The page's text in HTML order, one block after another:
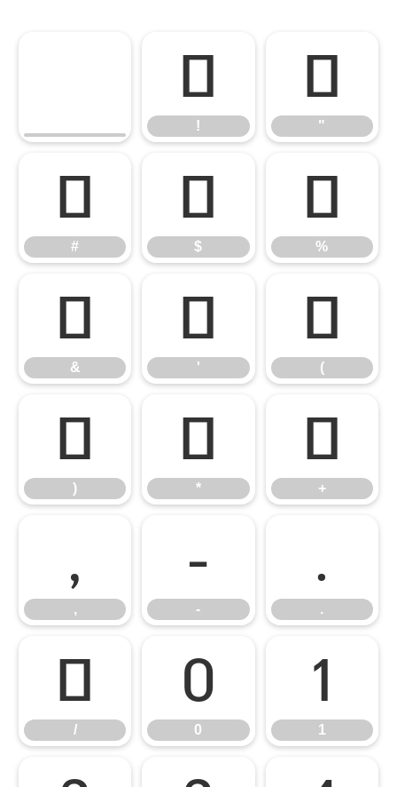
!
!
"
"
#
#
$
$
%
%
&
&
'
'
(
(
)
)
*
*
+
+
,
,
-
-
.
.
/
/
0
0
1
1